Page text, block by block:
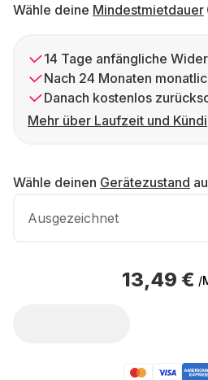
Wähle deine Mindestmietdauer
14 Tage anfängliche
Nach 24 Monaten
Danach kostenlos
Mehr über Laufzeit und
Wähle deinen Gerätezustand
Ausgezeichnet
13,49 € /